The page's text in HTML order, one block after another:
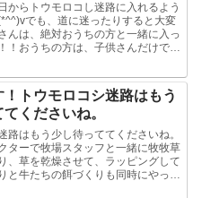
からトウモロコし迷路に入れるよう
でも、道に迷ったりすると大変
んは、絶対おうちの方と一緒に入っ
！おうちの方は、子供さんだけで迷
いでくださいね！！よろしくおねが
！トウモロコシ迷路はもう
くださいね。
路はもう少し待っててくださいね。
ターで牧場スタッフと一緒に牧牧草
、草を乾燥させて、ラッピングして
と牛たちの餌づくりも同時にやって
を立て切れていないんです。今はま